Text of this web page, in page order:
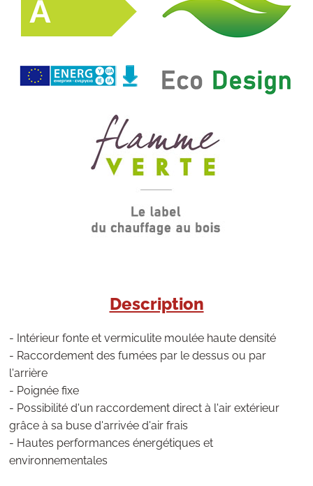
Description
- Intérieur fonte et vermiculite moulée haute densité
- Raccordement des fumées par le dessus ou par
l'arrière
- Poignée fixe
- Possibilité d'un raccordement direct à l'air extérieur
grâce à sa buse d'arrivée d'air frais
- Hautes performances énergétiques et
environnementales